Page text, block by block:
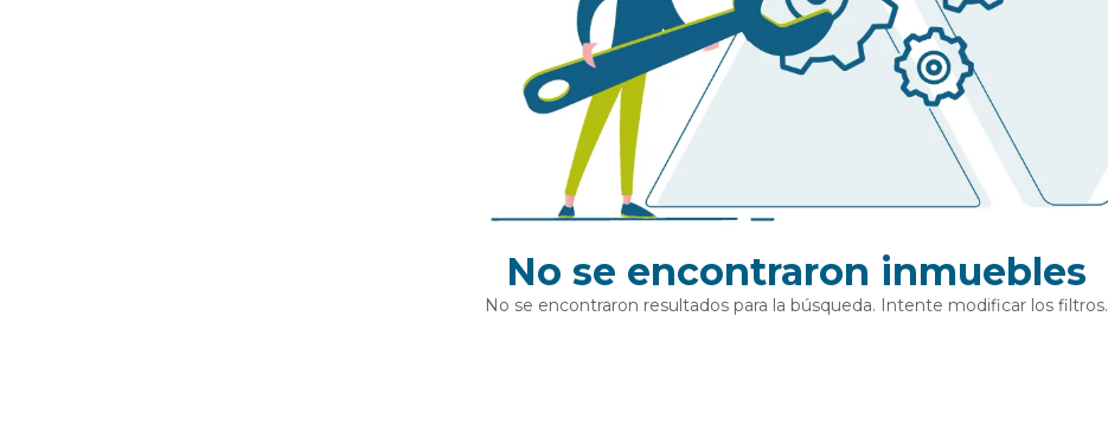
No se encontraron inmuebles
No se encontraron resultados para la búsqueda. Intente modificar los filtros.